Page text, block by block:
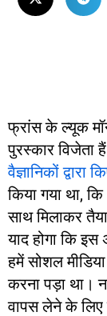
फ्रांस के ल्यूक
पुरस्कार विजेता
वैज्ञानिकों द्वारा
किया गया था,
साथ मिलाकर
याद होगा कि
हमें सोशल
करना पड़ा था।
वापस लेने के